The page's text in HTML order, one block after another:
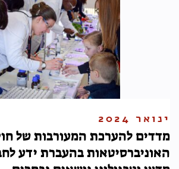
ינואר 2024
מדדים להערכת המעורבות של
האוניברסיטאות בהעברת ידע